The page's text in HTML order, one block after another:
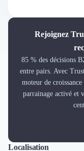
Intérim
Marque Employeur
Conseil en Management
Gestion paie
Qualité de Vie au Travail
Responsabilité Sociétale
Marketplace de freelance
Coaching
Rejoignez
85 % des décisions
entre pairs. Avec
moteur de
parrainage activé et
Localisation
ToutLyonParis